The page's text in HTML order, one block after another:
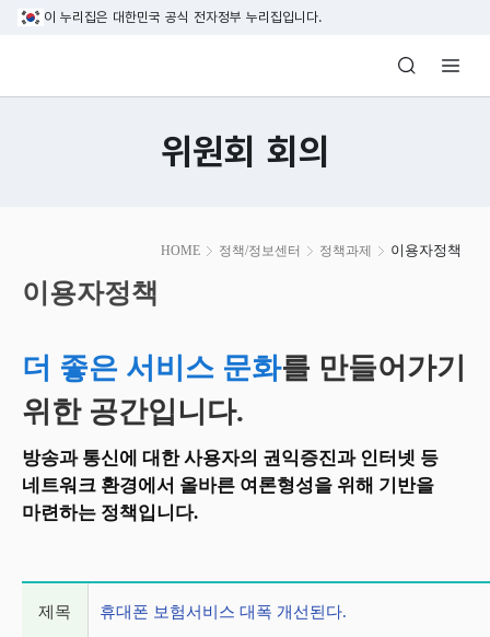
본문 바로가기
이 누리집은 대한민국 공식 전자정부 누리집입니다.
방송미디어통신위원회 Korea Media
위원회 회의
HOME 정책/정보센터 정책과제 이용자정책
시
이용자정책
더 좋은 서비스 문화를 만들어가기
위한 공간입니다.
방송과 통신에 대한 사용자의 권익증진과 인터넷 등
네트워크 환경에서 올바른 여론형성을 위해 기반을
마련하는 정책입니다.
제목 휴대폰 보험서비스 대폭 개선된다.